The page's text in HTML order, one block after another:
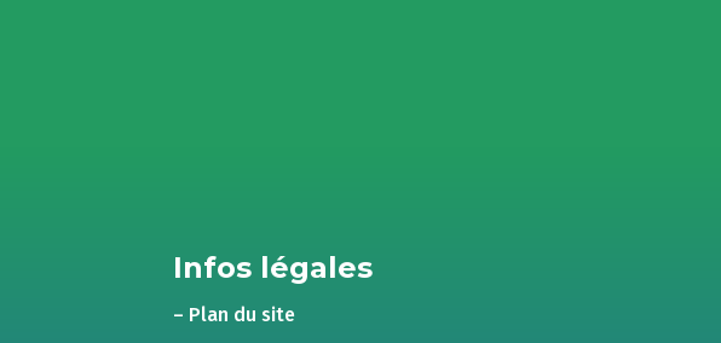
Infos légales
– Plan du site